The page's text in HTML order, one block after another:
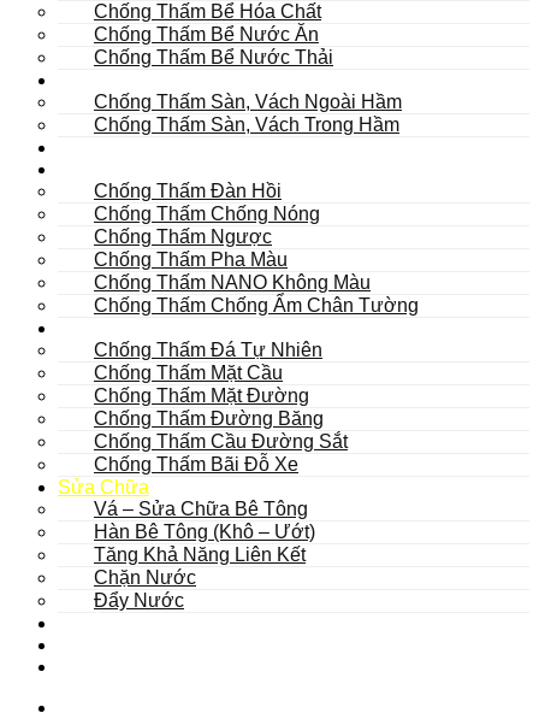
Chống Thấm Bể Hóa Chất
Chống Thấm Bể Nước Ăn
Chống Thấm Bể Nước Thải
Chống Thấm Sàn, Vách Ngoài Hầm
Chống Thấm Sàn, Vách Trong Hầm
Chống Thấm Đàn Hồi
Chống Thấm Chống Nóng
Chống Thấm Ngược
Chống Thấm Pha Màu
Chống Thấm NANO Không Màu
Chống Thấm Chống Ẩm Chân Tường
Chống Thấm Đá Tự Nhiên
Chống Thấm Mặt Cầu
Chống Thấm Mặt Đường
Chống Thấm Đường Băng
Chống Thấm Cầu Đường Sắt
Chống Thấm Bãi Đỗ Xe
Sửa Chữa
Vá – Sửa Chữa Bê Tông
Hàn Bê Tông (Khô – Ướt)
Tăng Khả Năng Liên Kết
Chặn Nước
Đẩy Nước